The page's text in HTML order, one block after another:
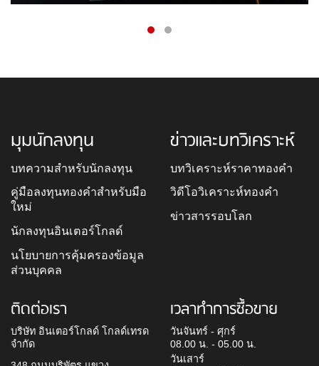
มุมนักลงทุน
บทความสำหรับนักลงทุน
คู่มือลงทุนทองคำสำหรับมือ
ใหม่
นักลงทุนอินเตอร์โกลด์
นโยบายการคุ้มครองข้อมูล
ส่วนบุคคล
ข่าวและบทวิเคราะห์
บทวิเคราะห์ราคาทองคำ
วิดีโอวิเคราะห์ทองคำ
ข่าวสารรอบโลก
ติดต่อเรา
บริษัท อินเตอร์โกลด์ โกลด์เทรด
จำกัด
เวลาทำการซื้อขาย
วันจันทร์ - ศุกร์
08.00 น. - 05.00 น.
วันเสาร์